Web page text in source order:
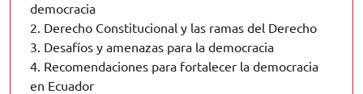
democracia
2. Derecho Constitucional y las ramas del Derecho
3. Desafíos y amenazas para la democracia
4. Recomendaciones para fortalecer la democracia
en Ecuador